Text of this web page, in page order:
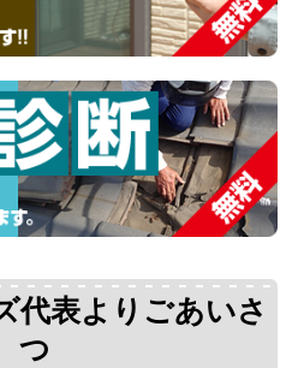
代表よりごあいさ
つ